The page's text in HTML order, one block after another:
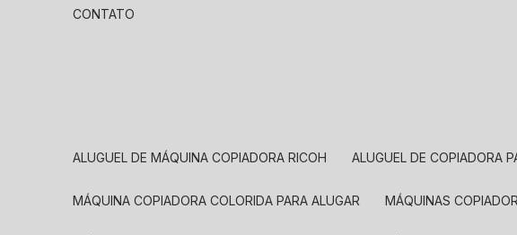
CONTATO
ALUGUEL DE MÁQUINA COPIADORA RICOH ALUGUEL DE COPIADORA
MÁQUINA COPIADORA COLORIDA PARA ALUGAR MÁQUINAS